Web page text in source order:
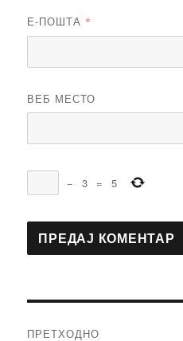
Е-ПОШТА *
ВЕБ МЕСТО
− 3 = 5
ПРЕТХОДНО